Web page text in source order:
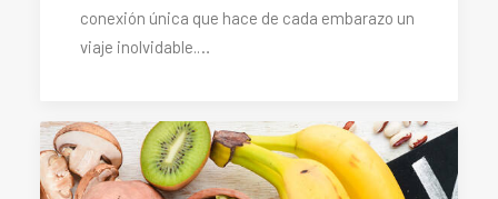
conexión única que hace de cada embarazo un
viaje inolvidable.…